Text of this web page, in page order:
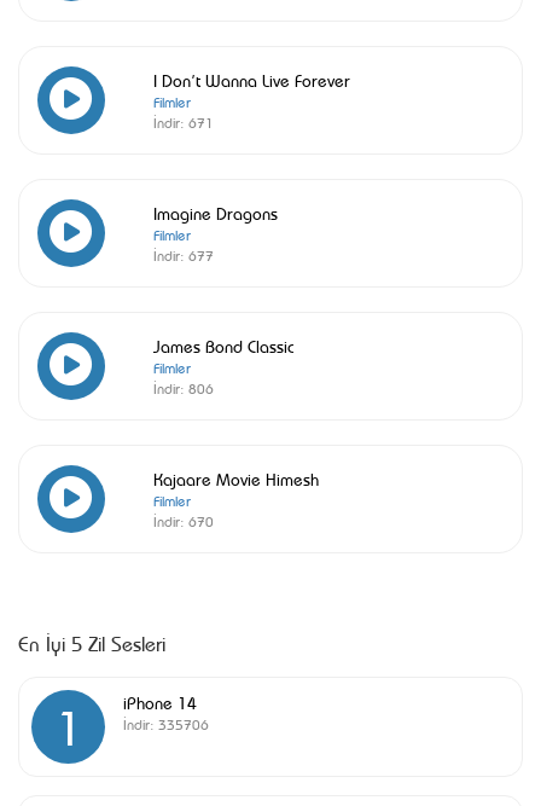
I Don’t Wanna Live Forever
Filmler
İndir: 671
Imagine Dragons
Filmler
İndir: 677
James Bond Classic
Filmler
İndir: 806
Kajaare Movie Himesh
Filmler
İndir: 670
En İyi 5 Zil Sesleri
1 iPhone 14
İndir: 335706